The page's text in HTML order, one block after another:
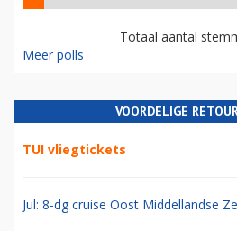
Totaal aantal
Meer polls
VOORDELIGE
TUI vliegtickets
Jul: 8-dg cruise Oost Middellandse